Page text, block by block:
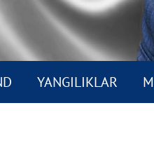
YANGILIKLAR